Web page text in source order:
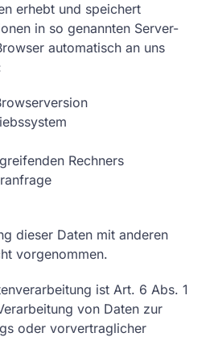
erhebt und speichert
in so genannten Server-
automatisch an uns
Rechners
dieser Daten mit anderen
vorgenommen.
ist Art. 6 Abs. 1
von Daten zur
oder vorvertraglicher